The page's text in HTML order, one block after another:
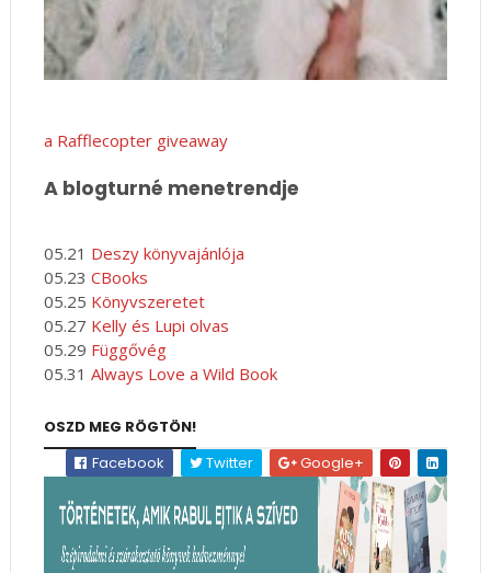
a Rafflecopter giveaway
A blogturné menetrendje
05.21 Deszy könyvajánlója
05.23 CBooks
05.25 Könyvszeretet
05.27 Kelly és Lupi olvas
05.29 Függővég
05.31 Always Love a Wild Book
OSZD MEG RÖGTÖN!
Facebook
Twitter Google+